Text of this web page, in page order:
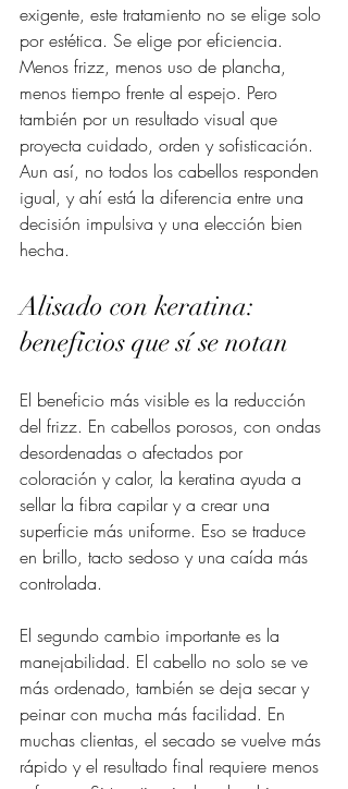
exigente, este tratamiento no se elige solo
por estética. Se elige por eficiencia.
Menos frizz, menos uso de plancha,
menos tiempo frente al espejo. Pero
también por un resultado visual que
proyecta cuidado, orden y sofisticación.
Aun así, no todos los cabellos responden
igual, y ahí está la diferencia entre una
decisión impulsiva y una elección bien
hecha.
Alisado con keratina:
beneficios que sí se notan
El beneficio más visible es la reducción
del frizz. En cabellos porosos, con ondas
desordenadas o afectados por
coloración y calor, la keratina ayuda a
sellar la fibra capilar y a crear una
superficie más uniforme. Eso se traduce
en brillo, tacto sedoso y una caída más
controlada.
El segundo cambio importante es la
manejabilidad. El cabello no solo se ve
más ordenado, también se deja secar y
peinar con mucha más facilidad. En
muchas clientas, el secado se vuelve más
rápido y el resultado final requiere menos